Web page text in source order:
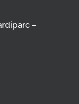
–